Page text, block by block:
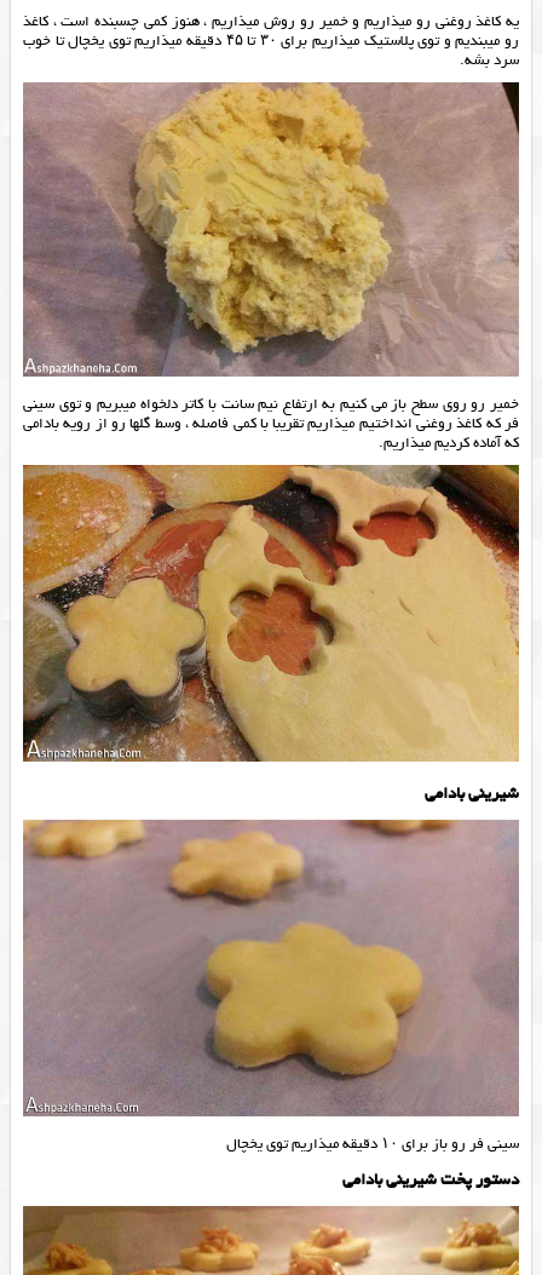
یه کاغذ روغنی رو میذاریم و خمیر رو روش میذاریم ، هنوز کمی چسبنده است ، کاغذ
رو میبندیم و توی پلاستیک میذاریم برای ۳۰ تا ۴۵ دقیقه میذاریم توی یخچال تا خوب
سرد بشه.
خمیر رو روی سطح باز می کنیم به ارتفاع نیم سانت با کاتر دلخواه میبریم و توی سینی
فر که کاغذ روغنی انداختیم میذاریم تقریبا با کمی فاصله ، وسط گلها رو از رویه بادامی
که آماده کردیم میذاریم.
شیرینی بادامی
سینی فر رو باز برای ۱۰ دقیقه میذاریم توی یخچال
دستور پخت شیرینی بادامی